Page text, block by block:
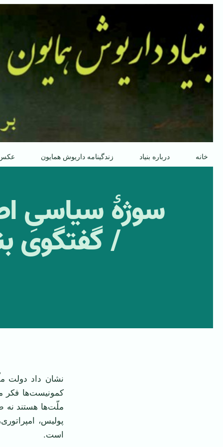
پرش
محتوا
خانه درباره بنیاد زندگینامه داریوش همایون
سوژۀ سیاسیِ
/ گفتگوی
نشان داد دولت
کمونیست‌ها فکر
ملّت‌ها هستند نه
پولیس،
است.